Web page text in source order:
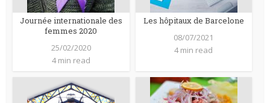
Journée internationale des
femmes 2020
25/02/2020
4 min read
Les hôpitaux de Barcelone
08/07/2021
4 min read